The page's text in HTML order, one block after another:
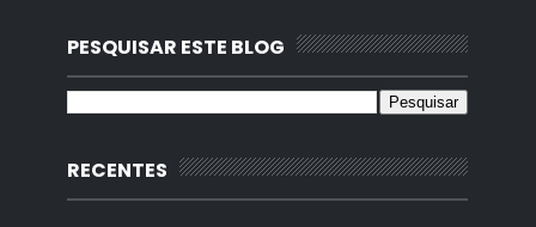
PESQUISAR ESTE BLOG
RECENTES